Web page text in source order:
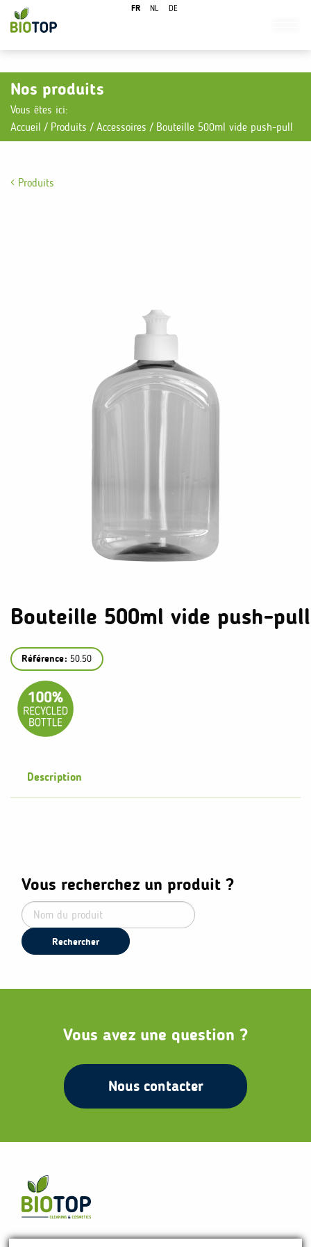
FR NL DE
Nos produits
Vous êtes ici:
Accueil / Produits/ Accessoires/ Bouteille 500ml vide push-pull
Produits
Bouteille 500ml vide push-pull
Référence: 50.50
Description
Vous recherchez un produit ?
Rechercher
Vous avez une question ?
Nous contacter